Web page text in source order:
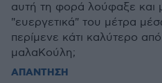
αυτή τη φορά λούφαξε και
"ευεργετικά" του μέτρα
περίμενε κάτι καλύτερο
μαλαΚούλη;
ΑΠΑΝΤΗΣΗ